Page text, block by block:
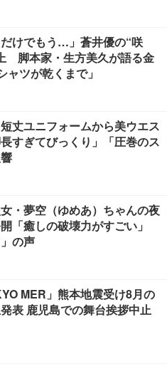
だけでもう…」蒼井優の“咲
脚本家・生方美久が語る金
ャツが乾くまで」
丈ユニフォームから美ウエス
すぎてびっくり」「圧巻のス
・夢空（ゆめあ）ちゃんの夜
「癒しの破壊力がすごい」
の声
MER」熊本地震受け8月の
表 鹿児島での舞台挨拶中止